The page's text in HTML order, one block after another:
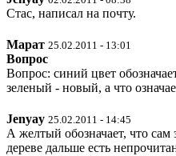
Стас, написал на почту.
Марат 25.02.2011 - 13:01
Вопрос
Вопрос: синий цвет
зеленый - новый, а что
Jenyay 25.02.2011 - 14:45
А желтый обозначает, что сам
дереве дальше есть